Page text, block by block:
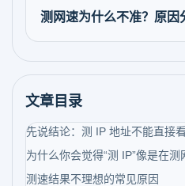
测网速为什么不准？原因
文章目录
先说结论：测 IP 地址不能直接
为什么你会觉得“测 IP”像是在测
测速结果不理想的常见原因